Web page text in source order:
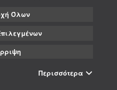
Όλων
Περισσότερα